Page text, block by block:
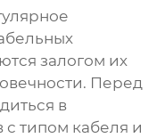
залогом их
Перед
в
с типом кабеля и